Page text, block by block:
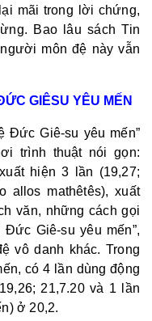
mãi trong lời chứng,
Bao lâu sách Tin
môn đệ này vẫn
GIÊSU YÊU MẾN
Đức Giê-su yêu mến”
trình thuật nói gọn:
hiện 3 lần (19,27;
allos mathêtês), xuất
văn, những cách gọi
Giê-su yêu mến”,
vô danh khác. Trong
có 4 lần dùng động
21,7.20 và 1 lần
ở 20,2.